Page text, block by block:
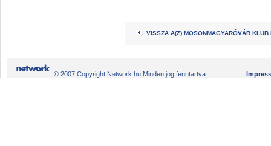
VISSZA A(Z) MOSONMAGYARÓVÁR
© 2007 Copyright Network.hu Minden jog fenntartva.